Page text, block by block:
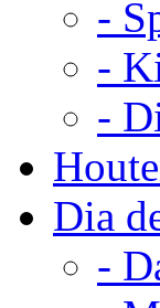
-
-
-
Dia
-